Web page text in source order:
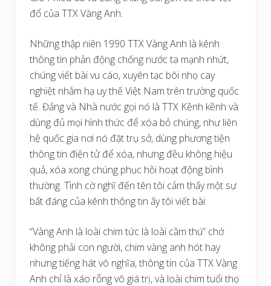
đổ của TTX Vàng Anh.
Những thập niên 1990 TTX Vàng Anh là kênh
thông tin phản động chống nước ta mạnh nhứt,
chúng viết bài vu cáo, xuyên tạc bôi nhọ cay
nghiệt nhằm hạ uy thế Việt Nam trên trường quốc
tế. Đảng và Nhà nước gọi nó là TTX Kềnh kềnh và
dùng đủ mọi hình thức để xóa bỏ chúng, như liên
hệ quốc gia nơi nó đặt trụ sở, dùng phương tiện
thông tin điện tử để xóa, nhưng đều không hiệu
quả, xóa xong chúng phục hồi hoạt động bình
thường. Tình cờ nghĩ đến tên tôi cảm thấy một sự
bất đáng của kênh thông tin ấy tôi viết bài:
“Vàng Anh là loài chim tức là loài cầm thú” chớ
không phải con người, chim vàng anh hót hay
nhưng tiếng hát vô nghĩa, thông tin của TTX Vàng
Anh chỉ là xáo rỗng vô giá trị, và loài chim tuổi thọ